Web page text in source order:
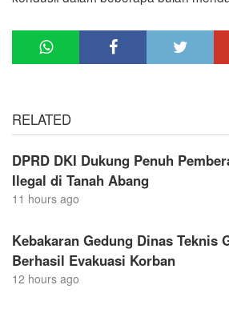
RELATED
DPRD DKI Dukung Penuh
Ilegal di Tanah Abang
11 hours ago
Kebakaran Gedung Dinas Teknis
Berhasil Evakuasi Korban
12 hours ago